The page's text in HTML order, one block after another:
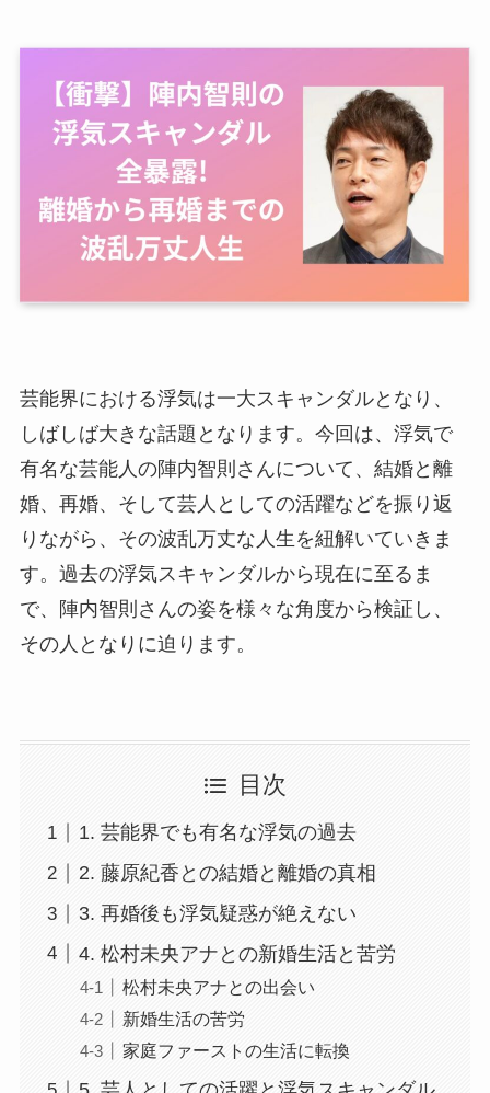
芸能界における浮気は一大スキャンダルとなり、
しばしば大きな話題となります。今回は、浮気で
有名な芸能人の陣内智則さんについて、結婚と離
婚、再婚、そして芸人としての活躍などを振り返
りながら、その波乱万丈な人生を紐解いていきま
す。過去の浮気スキャンダルから現在に至るま
で、陣内智則さんの姿を様々な角度から検証し、
その人となりに迫ります。
目次
1. 芸能界でも有名な浮気の過去
2. 藤原紀香との結婚と離婚の真相
3. 再婚後も浮気疑惑が絶えない
4. 松村未央アナとの新婚生活と苦労
松村未央アナとの出会い
新婚生活の苦労
家庭ファーストの生活に転換